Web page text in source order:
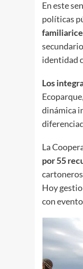
En este
políticas
identidad
Los
dinámica
La
por 55
Hoy
con